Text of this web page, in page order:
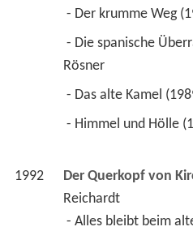
- Der krumme Weg
Rösner
- Das alte Kamel
- Himmel und Hölle
1992 Der Querkopf von
Reichardt
- Alles bleibt beim